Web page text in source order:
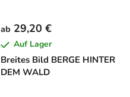
Breites Bild BERGE HINTER
DEM WALD
ab 29,20 €
Auf Lager